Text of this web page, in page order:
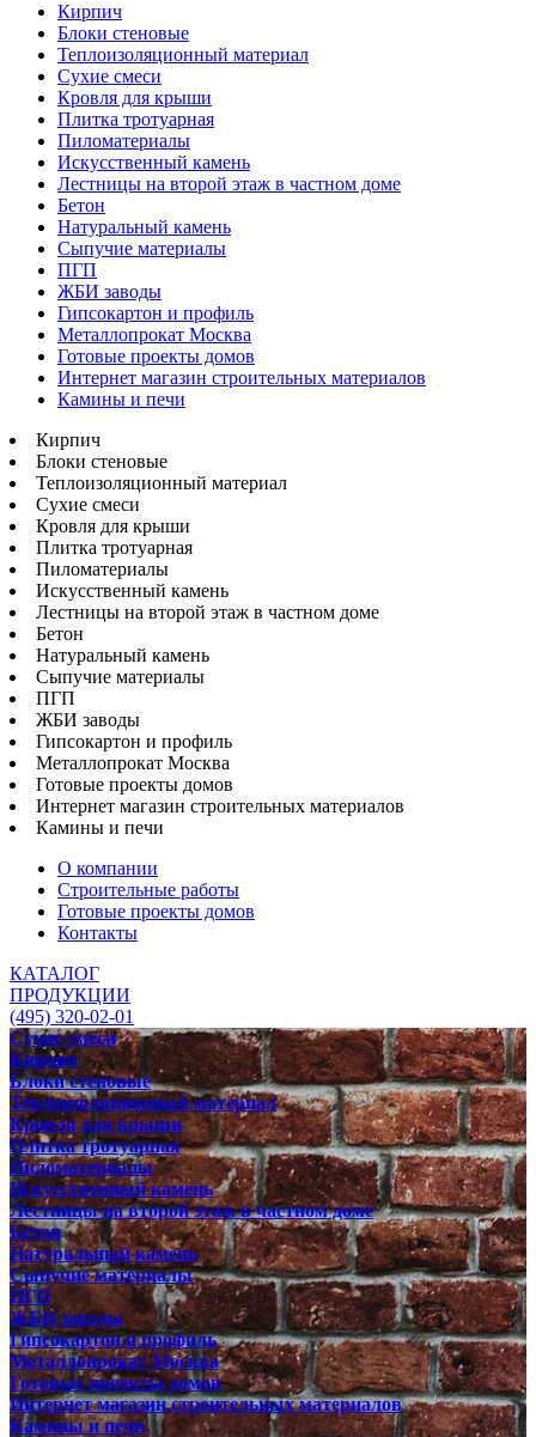
Кирпич
Блоки стеновые
Теплоизоляционный материал
Сухие смеси
Кровля для крыши
Плитка тротуарная
Пиломатериалы
Искусственный камень
Лестницы на второй этаж в частном доме
Бетон
Натуральный камень
Сыпучие материалы
ПГП
ЖБИ заводы
Гипсокартон и профиль
Металлопрокат Москва
Готовые проекты домов
Интернет магазин строительных материалов
Камины и печи
Кирпич
Блоки стеновые
Теплоизоляционный материал
Сухие смеси
Кровля для крыши
Плитка тротуарная
Пиломатериалы
Искусственный камень
Лестницы на второй этаж в частном доме
Бетон
Натуральный камень
Сыпучие материалы
ПГП
ЖБИ заводы
Гипсокартон и профиль
Металлопрокат Москва
Готовые проекты домов
Интернет магазин строительных материалов
Камины и печи
О компании
Строительные работы
Готовые проекты домов
Контакты
КАТАЛОГ
ПРОДУКЦИИ
(495) 320-02-01
Сухие смеси
Кирпич
Блоки стеновые
Теплоизоляционный материал
Кровля для крыши
Плитка тротуарная
Пиломатериалы
Искусственный камень
Лестницы на второй этаж в частном доме
Бетон
Натуральный камень
Сыпучие материалы
ПГП
ЖБИ заводы
Гипсокартон и профиль
Металлопрокат Москва
Готовые проекты домов
Интернет магазин строительных материалов
Камины и печи